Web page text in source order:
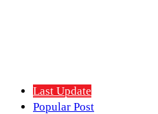
Last Update
Popular Post